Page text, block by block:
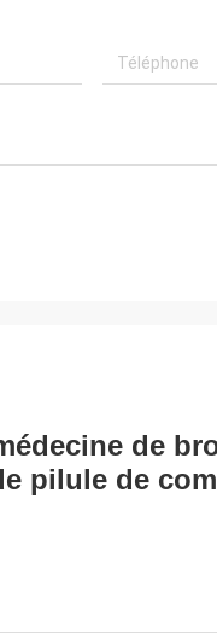
de
pilule de